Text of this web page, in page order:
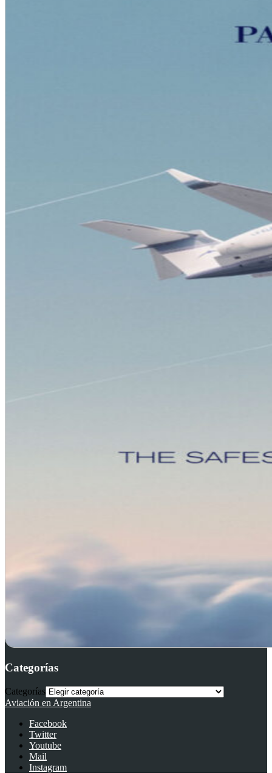
Categorías
Categorías
Aviación en Argentina
Facebook
Twitter
Youtube
Mail
Instagram